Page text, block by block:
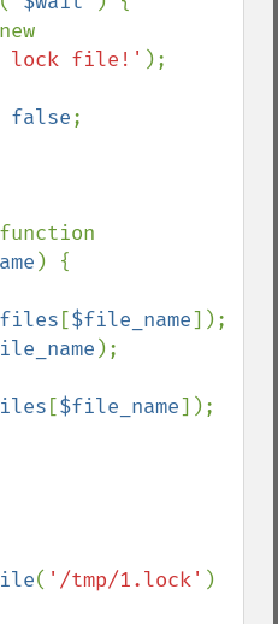
lock file!' );
false;
) {
[$file_name]);
);
[$file_name]);
( '/tmp/1.lock' )